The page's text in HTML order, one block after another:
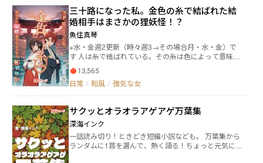
る！ ラスト３３話～はバトルシーンもあります！ ○
第２部 コーヒー栽培で村おこし～（４５話～） ギ
ルド強化のためにも村おこし！ 異世界の飲み物コー
ヒー栽培目指します！ 異世界コーヒー栽培を楽しみ
たい方は５０話から読んでも楽しめます！（※「長い
な……」という方は、まずは、そこから読まれても
◎） コーヒーが香る異世界で、「仲間」と「居場
所」を築いていく、成長と絆のスローライフ！
に向上し、傷も癒えていることに気づいた カズマには
何かあるとふんだ彼女 実はかつて冒険者時代に一切戦
闘スキルが芽生えなかった彼は、生活スキルの全てを
取得し、そのレベルを極限まで鍛え上げていた 理由は
不明だが、その生活スキルは限界を超えており、通常
では考えられないほどのバフを与える効果を得ていた
作った料理は高度な魔法薬に、育てた作物は古代に滅
びたような伝説級の食材に、鍛えた武器や武具は聖剣
や神剣のような効果を得る 彼を隠れ住む賢者と考えた
心に決めた 自身の力に全く気付かないカズマと、周囲
が織りなすほのぼの隠居ストーリー
三十路になった私。金色の糸で結ばれた結
婚相手はまさかの狸妖怪！？
魚住真琴
※水・金週2更新（時々週3→その場合月・水・金）で
す 人は糸で結ばれている。その糸は色によって意味が
違う。 代表的なものでいうと、黒は不運。白は幸運。
赤は好かれている人の数。 太さによって効果や思いの
重さが違うその糸が見えるのは、葛葉神社の巫女の
の糸。 色は金色（こんじき）。 金色の糸で結ばれたも
のは、必ず結婚することになる。 運命の糸は巫女であ
っても解いたり切ったり出来ないほど強い力を持つ。
しかし、輝かしいその色の糸に出会うことは、めった
にない。 30歳になっても、自分から伸びる糸が見える
13,565
日常 / 和風 / 強気な女
サクッとオラオラアゲアゲ万葉集
深海インク
一話読み切り！ときどき短編小説なども。 万葉集から
ランダムに1首を選んで、熱く語る！ちょっと元気にな